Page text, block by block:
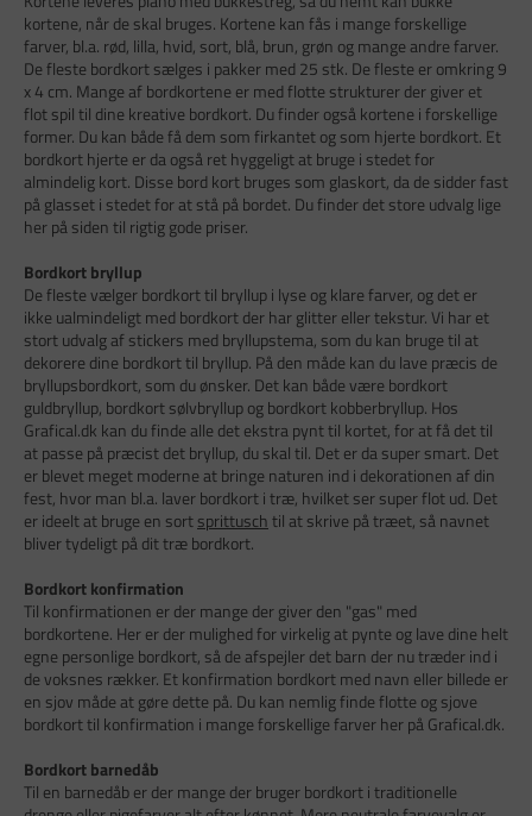
kortene, når de skal bruges. Kortene kan fås i mange forskellige
farver, bl.a. rød, lilla, hvid, sort, blå, brun, grøn og mange andre farver.
De fleste bordkort sælges i pakker med 25 stk. De fleste er omkring 9
x 4 cm. Mange af bordkortene er med flotte strukturer der giver et
flot spil til dine kreative bordkort. Du finder også kortene i forskellige
former. Du kan både få dem som firkantet og som hjerte bordkort. Et
bordkort hjerte er da også ret hyggeligt at bruge i stedet for
almindelig kort. Disse bord kort bruges som glaskort, da de sidder fast
på glasset i stedet for at stå på bordet. Du finder det store udvalg lige
her på siden til rigtig gode priser.
Bordkort bryllup
De fleste vælger bordkort til bryllup i lyse og klare farver, og det er
ikke ualmindeligt med bordkort der har glitter eller tekstur. Vi har et
stort udvalg af stickers med bryllupstema, som du kan bruge til at
dekorere dine bordkort til bryllup. På den måde kan du lave præcis de
bryllupsbordkort, som du ønsker. Det kan både være bordkort
guldbryllup, bordkort sølvbryllup og bordkort kobberbryllup. Hos
Grafical.dk kan du finde alle det ekstra pynt til kortet, for at få det til
at passe på præcist det bryllup, du skal til. Det er da super smart. Det
er blevet meget moderne at bringe naturen ind i dekorationen af din
fest, hvor man bl.a. laver bordkort i træ, hvilket ser super flot ud. Det
er ideelt at bruge en sortsprittuschtil at skrive på træet, så navnet
bliver tydeligt på dit træ bordkort.
Bordkort konfirmation
Til konfirmationen er der mange der giver den "gas" med
bordkortene. Her er der mulighed for virkelig at pynte og lave dine helt
egne personlige bordkort, så de afspejler det barn der nu træder ind i
de voksnes rækker. Et konfirmation bordkort med navn eller billede er
en sjov måde at gøre dette på. Du kan nemlig finde flotte og sjove
bordkort til konfirmation i mange forskellige farver her på Grafical.dk.
Bordkort barnedåb
Til en barnedåb er der mange der bruger bordkort i traditionelle